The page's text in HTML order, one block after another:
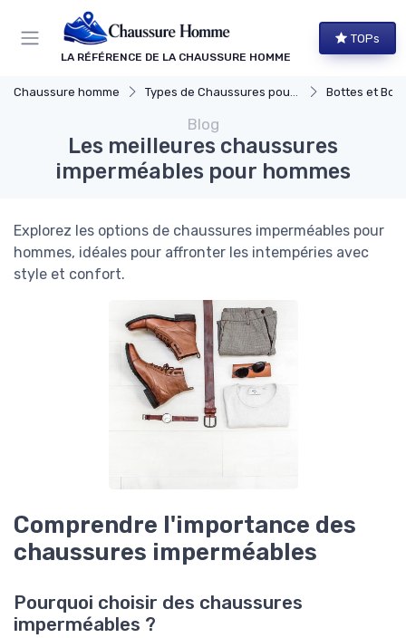
LA RÉFÉRENCE DE LA CHAUSSURE HOMME
TOPs
Chaussure homme Types de Chaussures pour Hommes Bottes et
Blog
Les meilleures chaussures
imperméables pour hommes
Explorez les options de chaussures imperméables pour
hommes, idéales pour affronter les intempéries avec
style et confort.
Comprendre l'importance des
chaussures imperméables
Pourquoi choisir des chaussures
imperméables ?
Panneau de gestion des cookies